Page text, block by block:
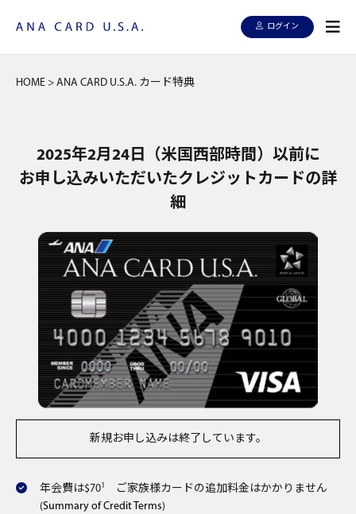
ログイン
HOME > ANA CARD U.S.A. カード特典
2025年2月24日（米国西部時間）以前に
お申し込みいただいたクレジットカードの詳
細
新規お申し込みは終了しています。
年会費は$701
ご家族様カードの追加料金はかかりません
(Summary of Credit Terms)